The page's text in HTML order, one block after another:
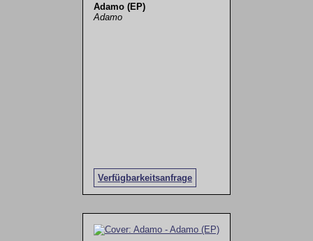
Adamo (EP)
Adamo
Verfügbarkeitsanfrage